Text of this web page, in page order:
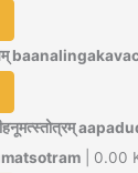
| 0.00